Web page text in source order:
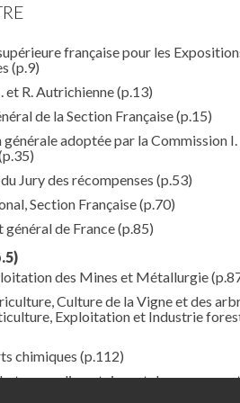
française pour les
(p.9)
et R. Autrichienne(p.13)
de la Section Française(p.15)
adoptée par la Commission I.
Jury des récompenses (p.53)
Section Française(p.70)
de France(p.85)
des Mines et Métallurgie
Culture de la Vigne et des
Exploitation et Industrie
chimiques (p.112)
alimentaires et de